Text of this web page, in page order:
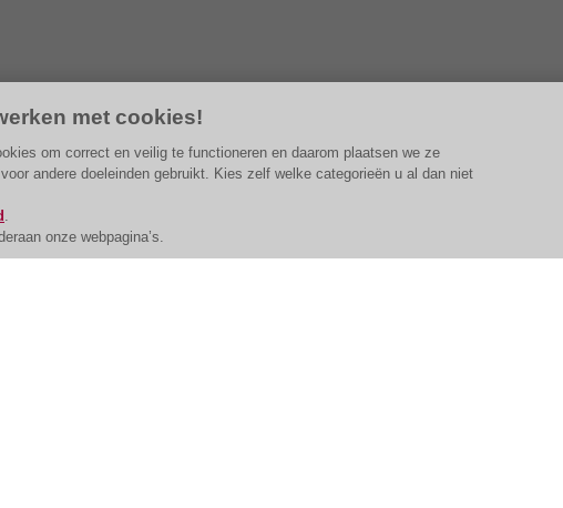
met cookies!
om correct en veilig te functioneren en daarom plaatsen we ze
andere doeleinden gebruikt. Kies zelf welke categorieën u al dan niet
.
onze webpagina’s.